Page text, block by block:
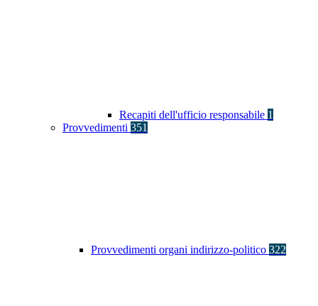
Recapiti dell'ufficio responsabile 1
Provvedimenti 351
Provvedimenti organi indirizzo-politico 322